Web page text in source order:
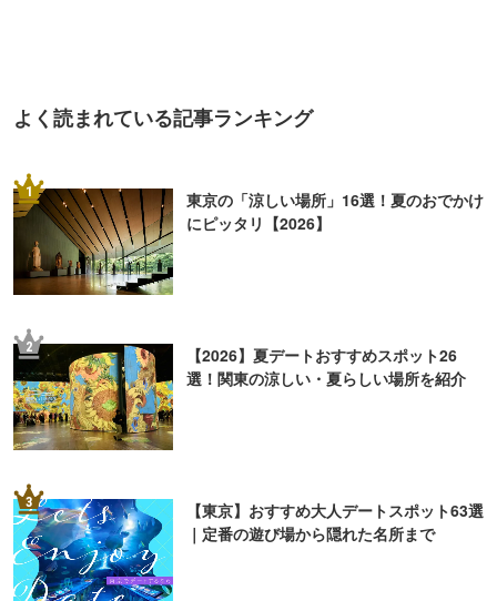
よく読まれている記事ランキング
1
東京の「涼しい場所」16選！夏のおでかけ
にピッタリ【2026】
2
【2026】夏デートおすすめスポット26
選！関東の涼しい・夏らしい場所を紹介
3
【東京】おすすめ大人デートスポット63選
｜定番の遊び場から隠れた名所まで